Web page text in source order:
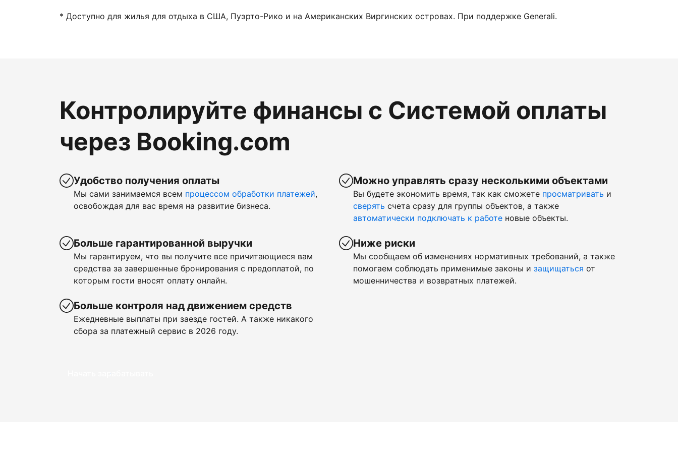
* Доступно для жилья для отдыха в США, Пуэрто-Рико и на Американских Виргинских островах. При поддержке Generali.
Контролируйте финансы с Системой оплаты
через Booking.com
Удобство получения оплаты
Мы сами занимаемся всем процессом обработки платежей,
освобождая для вас время на развитие бизнеса.
Больше гарантированной выручки
Мы гарантируем, что вы получите все причитающиеся вам
средства за завершенные бронирования с предоплатой, по
которым гости вносят оплату онлайн.
Больше контроля над движением средств
Ежедневные выплаты при заезде гостей. А также никакого
сбора за платежный сервис в 2026 году.
Можно управлять сразу несколькими объектами
Вы будете экономить время, так как сможете просматривать и
сверять счета сразу для группы объектов, а также
автоматически подключать к работе новые объекты.
Ниже риски
Мы сообщаем об изменениях нормативных требований, а также
помогаем соблюдать применимые законы и защищаться от
мошенничества и возвратных платежей.
Начать зарабатывать